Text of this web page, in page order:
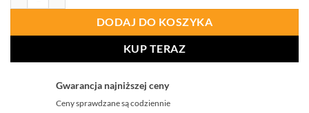
DODAJ DO KOSZYKA
KUP TERAZ
Gwarancja najniższej ceny
Ceny sprawdzane są codziennie